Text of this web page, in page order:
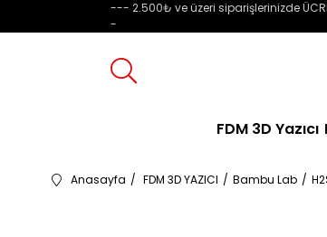
--- 2.500₺ ve üzeri siparişlerinizde
-
FDM 3D Yazıcı
Anasayfa FDM 3D YAZICI Bambu Lab